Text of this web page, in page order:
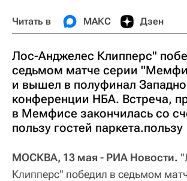
Читать в МАКС Дзен
Лос-Анджелес Клипперс"
седьмом матче серии
и вышел в полуфинал
конференции НБА. Встреча,
в Мемфисе закончилась со
пользу гостей паркета.пользу
МОСКВА, 13 мая - РИА Новости.
Клипперс" победил в седьмом